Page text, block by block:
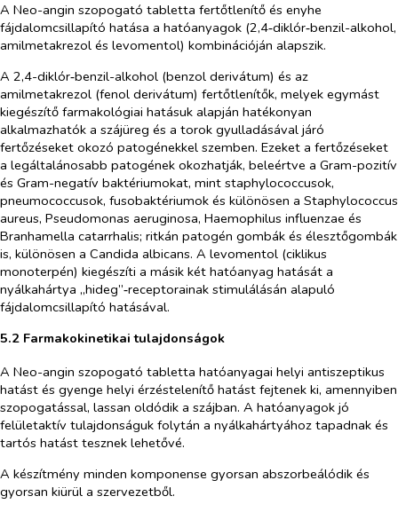
A Neo-angin szopogató tabletta fertőtlenítő és enyhe
fájdalomcsillapító hatása a hatóanyagok (2,4‑diklór‑benzil-alkohol,
amilmetakrezol és levomentol) kombinációján alapszik.
A 2,4-diklór‑benzil-alkohol (benzol derivátum) és az
amilmetakrezol (fenol derivátum) fertőtlenítők, melyek egymást
kiegészítő farmakológiai hatásuk alapján hatékonyan
alkalmazhatók a szájüreg és a torok gyulladásával járó
fertőzéseket okozó patogénekkel szemben. Ezeket a fertőzéseket
a legáltalánosabb patogének okozhatják, beleértve a Gram-pozitív
és Gram-negatív baktériumokat, mint staphylococcusok,
pneumococcusok, fusobaktériumok és különösen a Staphylococcus
aureus, Pseudomonas aeruginosa, Haemophilus influenzae és
Branhamella catarrhalis; ritkán patogén gombák és élesztőgombák
is, különösen a Candida albicans. A levomentol (ciklikus
monoterpén) kiegészíti a másik két hatóanyag hatását a
nyálkahártya „hideg”‑receptorainak stimulálásán alapuló
fájdalomcsillapító hatásával.
5.2 Farmakokinetikai tulajdonságok
A Neo-angin szopogató tabletta hatóanyagai helyi antiszeptikus
hatást és gyenge helyi érzéstelenítő hatást fejtenek ki, amennyiben
szopogatással, lassan oldódik a szájban. A hatóanyagok jó
felületaktív tulajdonságuk folytán a nyálkahártyához tapadnak és
tartós hatást tesznek lehetővé.
A készítmény minden komponense gyorsan abszorbeálódik és
gyorsan kiürül a szervezetből.